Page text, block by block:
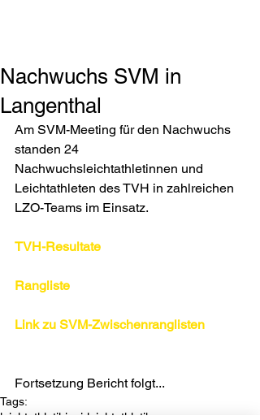
Nachwuchs SVM in
Langenthal
Am SVM-Meeting für den Nachwuchs
standen 24
Nachwuchsleichtathletinnen und
Leichtathleten des TVH in zahlreichen
LZO-Teams im Einsatz.
TVH-Resultate
Rangliste
Link zu SVM-Zwischenranglisten
Fortsetzung Bericht folgt...
Tags:
leichtathletik jugi-leichtathletik